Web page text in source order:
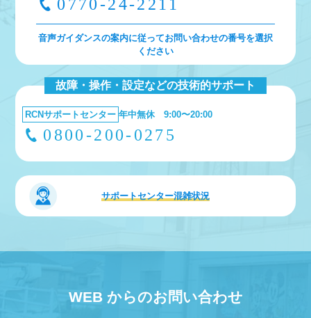
0770-24-2211
音声ガイダンスの案内に従ってお問い合わせの番号を選択
ください
故障・操作・設定などの技術的サポート
RCNサポートセンター 年中無休 9:00〜20:00
0800-200-0275
サポートセンター混雑状況
WEB からのお問い合わせ